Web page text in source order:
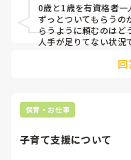
0歳と1歳を有資格者
ずっとついてもらうの
らうように頼むのはど
人手が足りてない状況
回
保育・お仕事
子育て支援について